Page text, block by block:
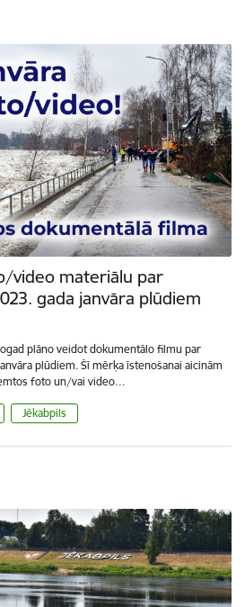
video materiālu par
gada janvāra plūdiem
plāno veidot dokumentālo filmu par
plūdiem. Šī mērķa īstenošanai aicinām
foto un/vai video…
Jēkabpils